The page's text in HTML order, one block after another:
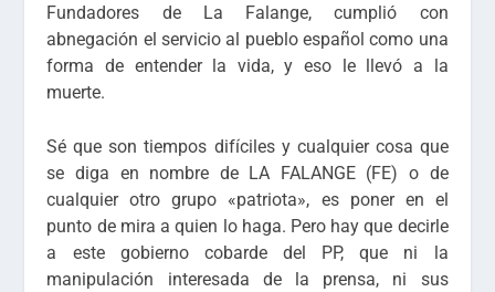
Fundadores de La Falange, cumplió con
abnegación el servicio al pueblo español como una
forma de entender la vida, y eso le llevó a la
muerte.
Sé que son tiempos difíciles y cualquier cosa que
se diga en nombre de LA FALANGE (FE) o de
cualquier otro grupo «patriota», es poner en el
punto de mira a quien lo haga. Pero hay que decirle
a este gobierno cobarde del PP, que ni la
manipulación interesada de la prensa, ni sus